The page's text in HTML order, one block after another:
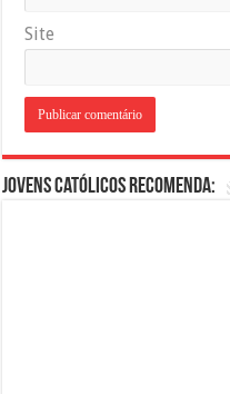
Site
Jovens Católicos Recomenda: